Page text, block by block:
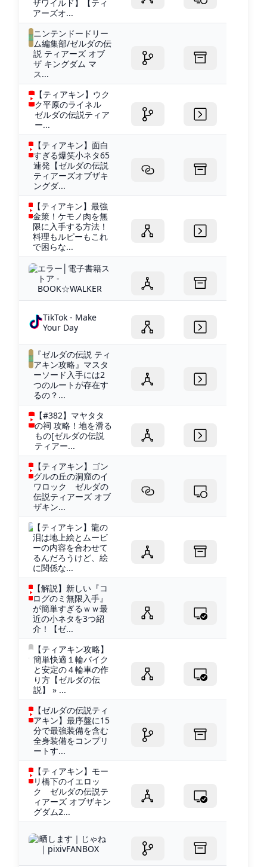
ザワイルド】【ティ
アーズオ...
ニンテンドードリー
ム編集部/ゼルダの伝
説 ティアーズ オブ
ザ キングダム マ
ス...
【ティアキン】ウク
ク平原のライネル
ゼルダの伝説ティア
ー...
【ティアキン】面白
すぎる爆笑小ネタ65
連発【ゼルダの伝説
ティアーズオブザキ
ングダ...
【ティアキン】最強
金策！ケモノ肉を無
限に入手する方法！
料理もルピーもこれ
で困らな...
エラー│電子書籍ス
トア -
BOOK☆WALKER
TikTok - Make
Your Day
『ゼルダの伝説 ティ
アキン攻略』マスタ
ーソード入手には2
つのルートが存在す
るの？...
【#382】マヤタタ
の祠 攻略！地を滑る
もの[ゼルダの伝説
ティアー...
【ティアキン】ゴン
グルの丘の洞窟のイ
ワロック ゼルダの
伝説ティアーズ オブ
ザキン...
【ティアキン】龍の
泪は地上絵とムービ
ーの内容を合わせて
るんだろうけど、絵
に関係な...
【解説】新しい『コ
ログのミ無限入手』
が簡単すぎるｗｗ最
近の小ネタを3つ紹
介！【ゼ...
【ティアキン攻略】
簡単快適１輪バイク
と安定の４輪車の作
り方【ゼルダの伝
説】 » ...
【ゼルダの伝説ティ
アキン】最序盤に15
分で最強装備を含む
全身装備をコンプリ
ートす...
【ティアキン】モー
リ橋下のイエロッ
ク ゼルダの伝説テ
ィアーズ オブザキン
グダム2...
晒します｜じゃね
｜pixivFANBOX